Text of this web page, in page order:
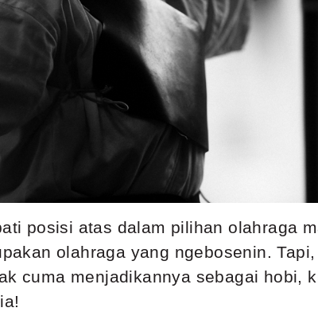
posisi atas dalam pilihan olahraga
olahraga yang ngebosenin.
cuma menjadikannya sebagai hobi,